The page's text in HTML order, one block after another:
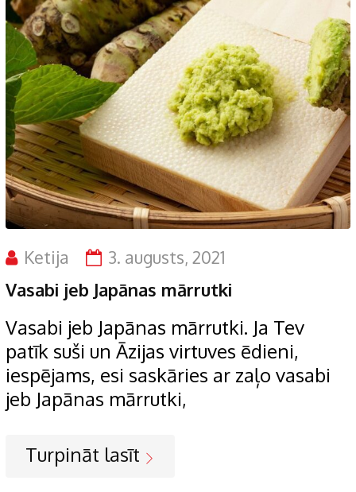
Ketija 3. augusts, 2021
Vasabi jeb Japānas mārrutki
Vasabi jeb Japānas mārrutki. Ja Tev
patīk suši un Āzijas virtuves ēdieni,
iespējams, esi saskāries ar zaļo vasabi
jeb Japānas mārrutki,
Turpināt lasīt